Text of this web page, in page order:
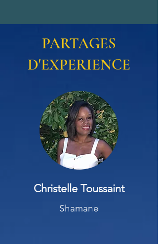
PARTAGES
D'EXPERIENCE
Christelle Toussaint
Shamane